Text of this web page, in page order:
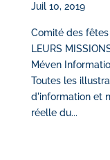
Juil 10, 2019
Comité des
LEURS
Méven
Toutes les
d'information et
réelle du...